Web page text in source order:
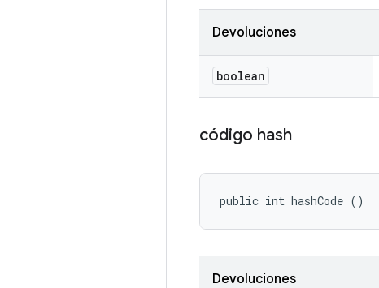
Devoluciones
boolean
código hash
public int hashCode ()
Devoluciones